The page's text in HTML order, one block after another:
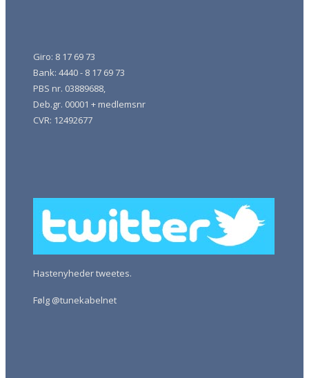
Giro: 8 17 69 73
Bank: 4440 - 8 17 69 73
PBS nr. 03889688,
Deb.gr. 00001 + medlemsnr
CVR: 12492677
Hastenyheder tweetes.
Følg @tunekabelnet